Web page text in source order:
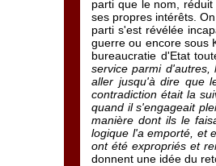
parti que le nom,
ses propres intérêts.
parti s'est révélée
guerre ou encore sous
bureaucratie d'Etat
service parmi d'autres,
aller jusqu'à dire que
contradiction était la
quand il s'engageait
manière dont ils le
logique l'a emporté, et
ont été expropriés et
donnent une idée du